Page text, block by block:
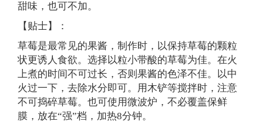
甜味，也可不加。
【贴士】：
草莓是最常见的果酱，制作时，以保持草莓的颗粒
状更诱人食欲。选择以粒小带酸的草莓为佳。在火
上煮的时间不可过长，否则果酱的色泽不佳。以中
火过一下，去除水分即可。用木铲等搅拌时，注意
不可捣碎草莓。也可使用微波炉，不必覆盖保鲜
膜，放在“强”档，加热8分钟。